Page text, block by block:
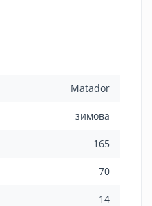
Matador
зимова
165
70
14